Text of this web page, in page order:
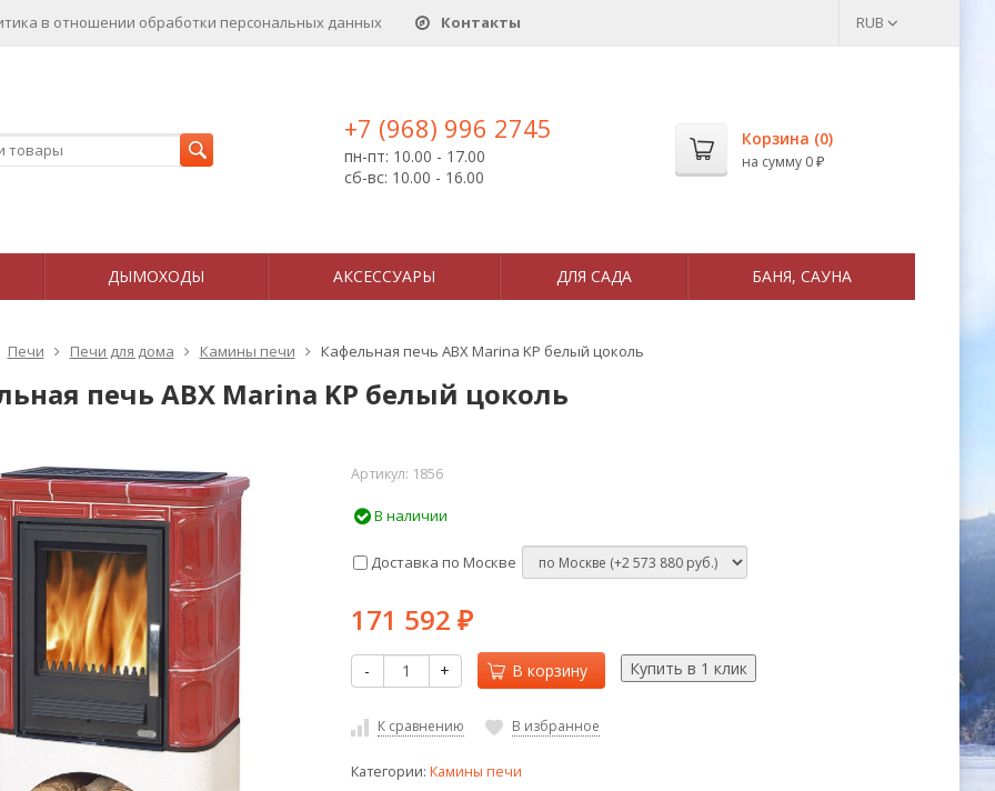
в отношении обработки персональных данныx Контакты RUB
+7 (968) 996 2745
пн-пт: 10.00 - 17.00
сб-вс: 10.00 - 16.00
Корзина (0)
на сумму 0 ₽
ДЫМОХОДЫ АКСЕССУАРЫ ДЛЯ САДА БАНЯ, САУНА
Печи Печи для дома Камины печи Кафельная печь ABX Marina KP белый цоколь
печь ABX Marina KP белый цоколь
Артикул: 1856
В наличии
Доставка по Москве
171 592 ₽
- + В корзину
К сравнению В избранное
Категории: Камины печи